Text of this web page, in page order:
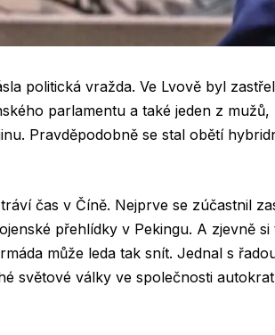
politická vražda. Ve Lvově byl
parlamentu a také jeden z
Pravděpodobně se stal obětí
čas v Číně. Nejprve se zúčastnil
přehlídky v Pekingu. A zjevně
může leda tak snít. Jednal s
světové války ve společnosti